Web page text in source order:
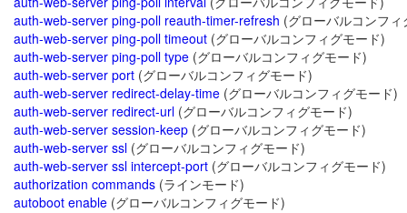
auth-web-server ping-poll reauth-timer-refresh (グローバルコンフィ
auth-web-server ping-poll timeout (グローバルコンフィグモード)
auth-web-server ping-poll type (グローバルコンフィグモード)
auth-web-server port (グローバルコンフィグモード)
auth-web-server redirect-delay-time (グローバルコンフィグモード)
auth-web-server redirect-url (グローバルコンフィグモード)
auth-web-server session-keep (グローバルコンフィグモード)
auth-web-server ssl (グローバルコンフィグモード)
auth-web-server ssl intercept-port (グローバルコンフィグモード)
authorization commands (ラインモード)
autoboot enable (グローバルコンフィグモード)